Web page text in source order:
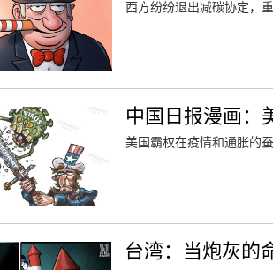
西方纷纷退出减碳协定，
中国日报漫画：
美国霸权在疫情和通胀的
台湾：当炮灰的